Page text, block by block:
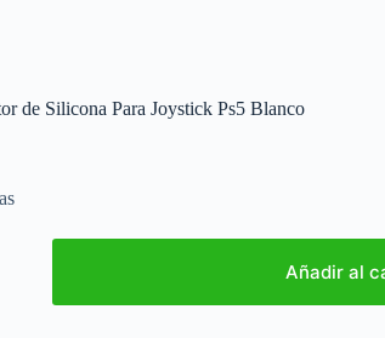
de Silicona Para Joystick Ps5 Blanco
Añadir al